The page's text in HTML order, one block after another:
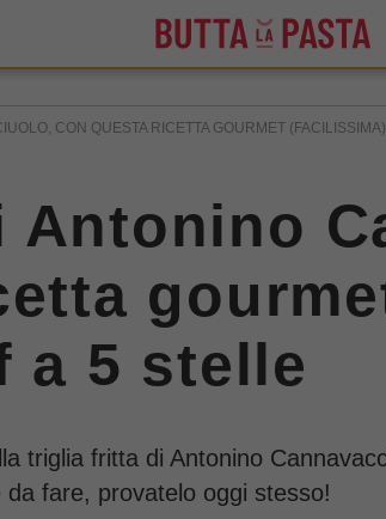
CON QUESTA RICETTA GOURMET
a 5 stelle
triglia fritta di Antonino
fare, provatelo oggi stesso!